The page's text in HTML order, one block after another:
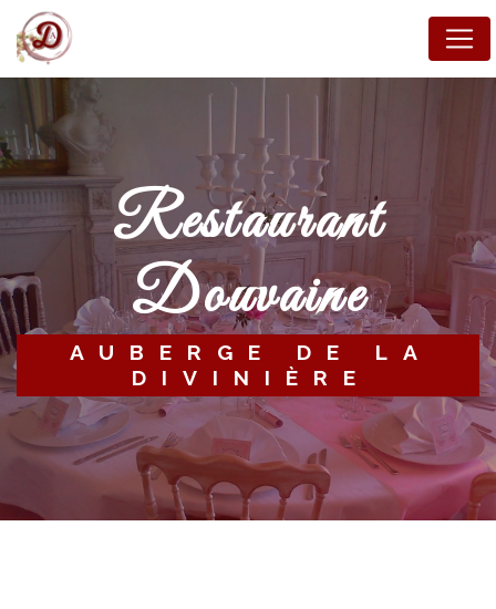
restaurant
Douvaine
AUBERGE DE LA
DIVINIÈRE
Panneau de gestion des cookies